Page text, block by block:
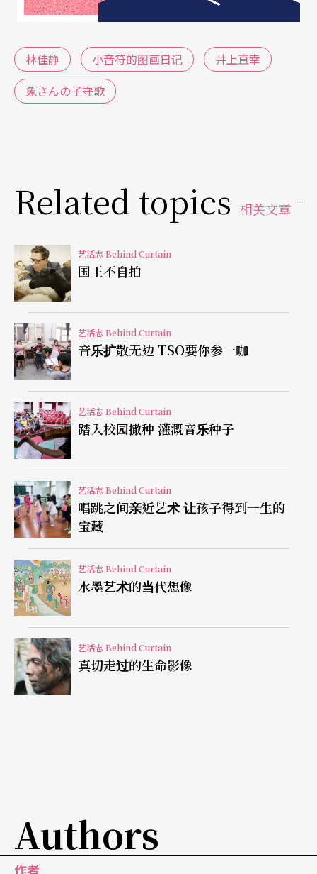
现，两首《摇篮曲》，就这么摇啊摇地，陪伴小Mel
ody入睡。林佳静写意自在又一派轻松地弹奏童趣
十足的曲子，用音符记录了孩子幸福的一天。
另一张CD可能比较不好买，那是日本钢琴家兼音乐
教育家井上直幸的《象さんの子守歌》。「子守
子叫阿公象先生，阿公自然乐得以手当鼻，逗弄著
童稚的孙儿。
可是象先生后来生病了，是恐怖的癌症，药石罔
顾，象先生知道自己的时间不多，他想要为孙儿录
制一张CD当作摇篮曲，但是病体已经无法支撑进录
音室，于是录音师好友带著全套录音设备，来到井
上直幸家里，在自家琴房录制了廿八首曲子。
音乐从莫札特开始，然后进入巴赫、C.P.E. 巴赫、舒
伯特、舒曼，最后停在德布西，这是井上直幸想留
给孙子的摇篮曲。一颗颗晶莹剔透的钢琴音符，录
音中偶而会听见嗡嗡作响的声音，那是在小琴房当
中演奏时，钢琴声响无法消散所产生的回授，毕竟
是在自家琴房录音，拖著病体录音，劲道也难从心
所欲，可是音符当中透出的真挚情感，那是阿公对
孙子的疼爱，想用最后的一点点残存的余力，把这
份疼爱化作永恒。二○○三年三月，井上直幸完成
了这份录音，一个月之后演奏家与世长辞，他所留
符陪伴他们，顺道温习自己的童年回忆吧。
林佳静 小音符的图画日记
井上直幸
象さんの子守歌
Related topics 相关文章
艺活志 Behind Curtain
国王不自拍
艺活志 Behind Curtain
音乐扩散无边 TSO要你参一咖
艺活志 Behind Curtain
踏入校园撒种 灌溉音乐种子
艺活志 Behind Curtain
唱跳之间亲近艺术 让孩子得到一生的
宝藏
艺活志 Behind Curtain
水墨艺术的当代想像
艺活志 Behind Curtain
真切走过的生命影像
Authors
作者